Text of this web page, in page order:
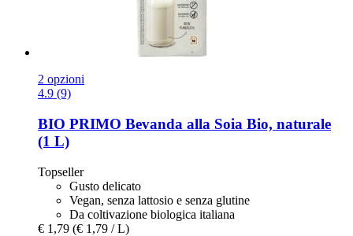
2 opzioni
4.9 (9)
BIO PRIMO Bevanda alla Soia Bio, naturale
(1 L)
Topseller
Gusto delicato
Vegan, senza lattosio e senza glutine
Da coltivazione biologica italiana
€ 1,79 (€ 1,79 / L)